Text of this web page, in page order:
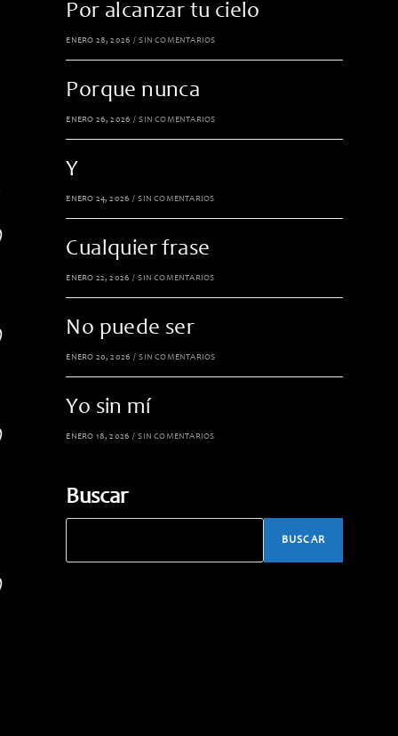
Por alcanzar tu cielo
ENERO 28, 2026 / SIN COMENTARIOS
Porque nunca
ENERO 26, 2026 / SIN COMENTARIOS
Y
ENERO 24, 2026 / SIN COMENTARIOS
Cualquier frase
ENERO 22, 2026 / SIN COMENTARIOS
No puede ser
ENERO 20, 2026 / SIN COMENTARIOS
Yo sin mí
ENERO 18, 2026 / SIN COMENTARIOS
Buscar
BUSCAR